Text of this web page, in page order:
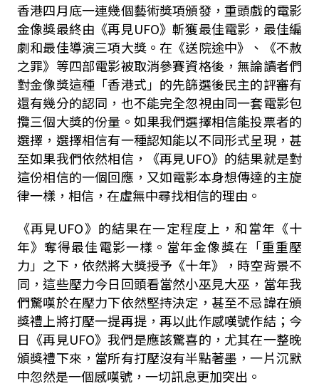
香港四月底一連幾個藝術獎項頒發，重頭戲的電影
金像獎最終由《再見UFO》斬獲最佳電影，最佳編
劇和最佳導演三項大獎。在《送院途中》、《不赦
之罪》等四部電影被取消參賽資格後，無論讀者們
對金像獎這種「香港式」的先篩選後民主的評審有
還有幾分的認同，也不能完全忽視由同一套電影包
攬三個大獎的份量。如果我們選擇相信能投票者的
選擇，選擇相信有一種認知能以不同形式呈現，甚
至如果我們依然相信，《再見UFO》的結果就是對
這份相信的一個回應，又如電影本身想傳達的主旋
律一樣，相信，在虛無中尋找相信的理由。
《再見UFO》的結果在一定程度上，和當年《十
年》奪得最佳電影一樣。當年金像獎在「重重壓
力」之下，依然將大獎授予《十年》，時空背景不
同，這些壓力今日回頭看當然小巫見大巫，當年我
們驚嘆於在壓力下依然堅持決定，甚至不忌諱在頒
獎禮上將打壓一提再提，再以此作感嘆號作結；今
日《再見UFO》我們是應該驚喜的，尤其在一整晚
頒獎禮下來，當所有打壓沒有半點著墨，一片沉默
中忽然是一個感嘆號，一切訊息更加突出。